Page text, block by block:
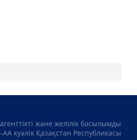
және желілік басылымды
куәлік Қазақстан Республикасы